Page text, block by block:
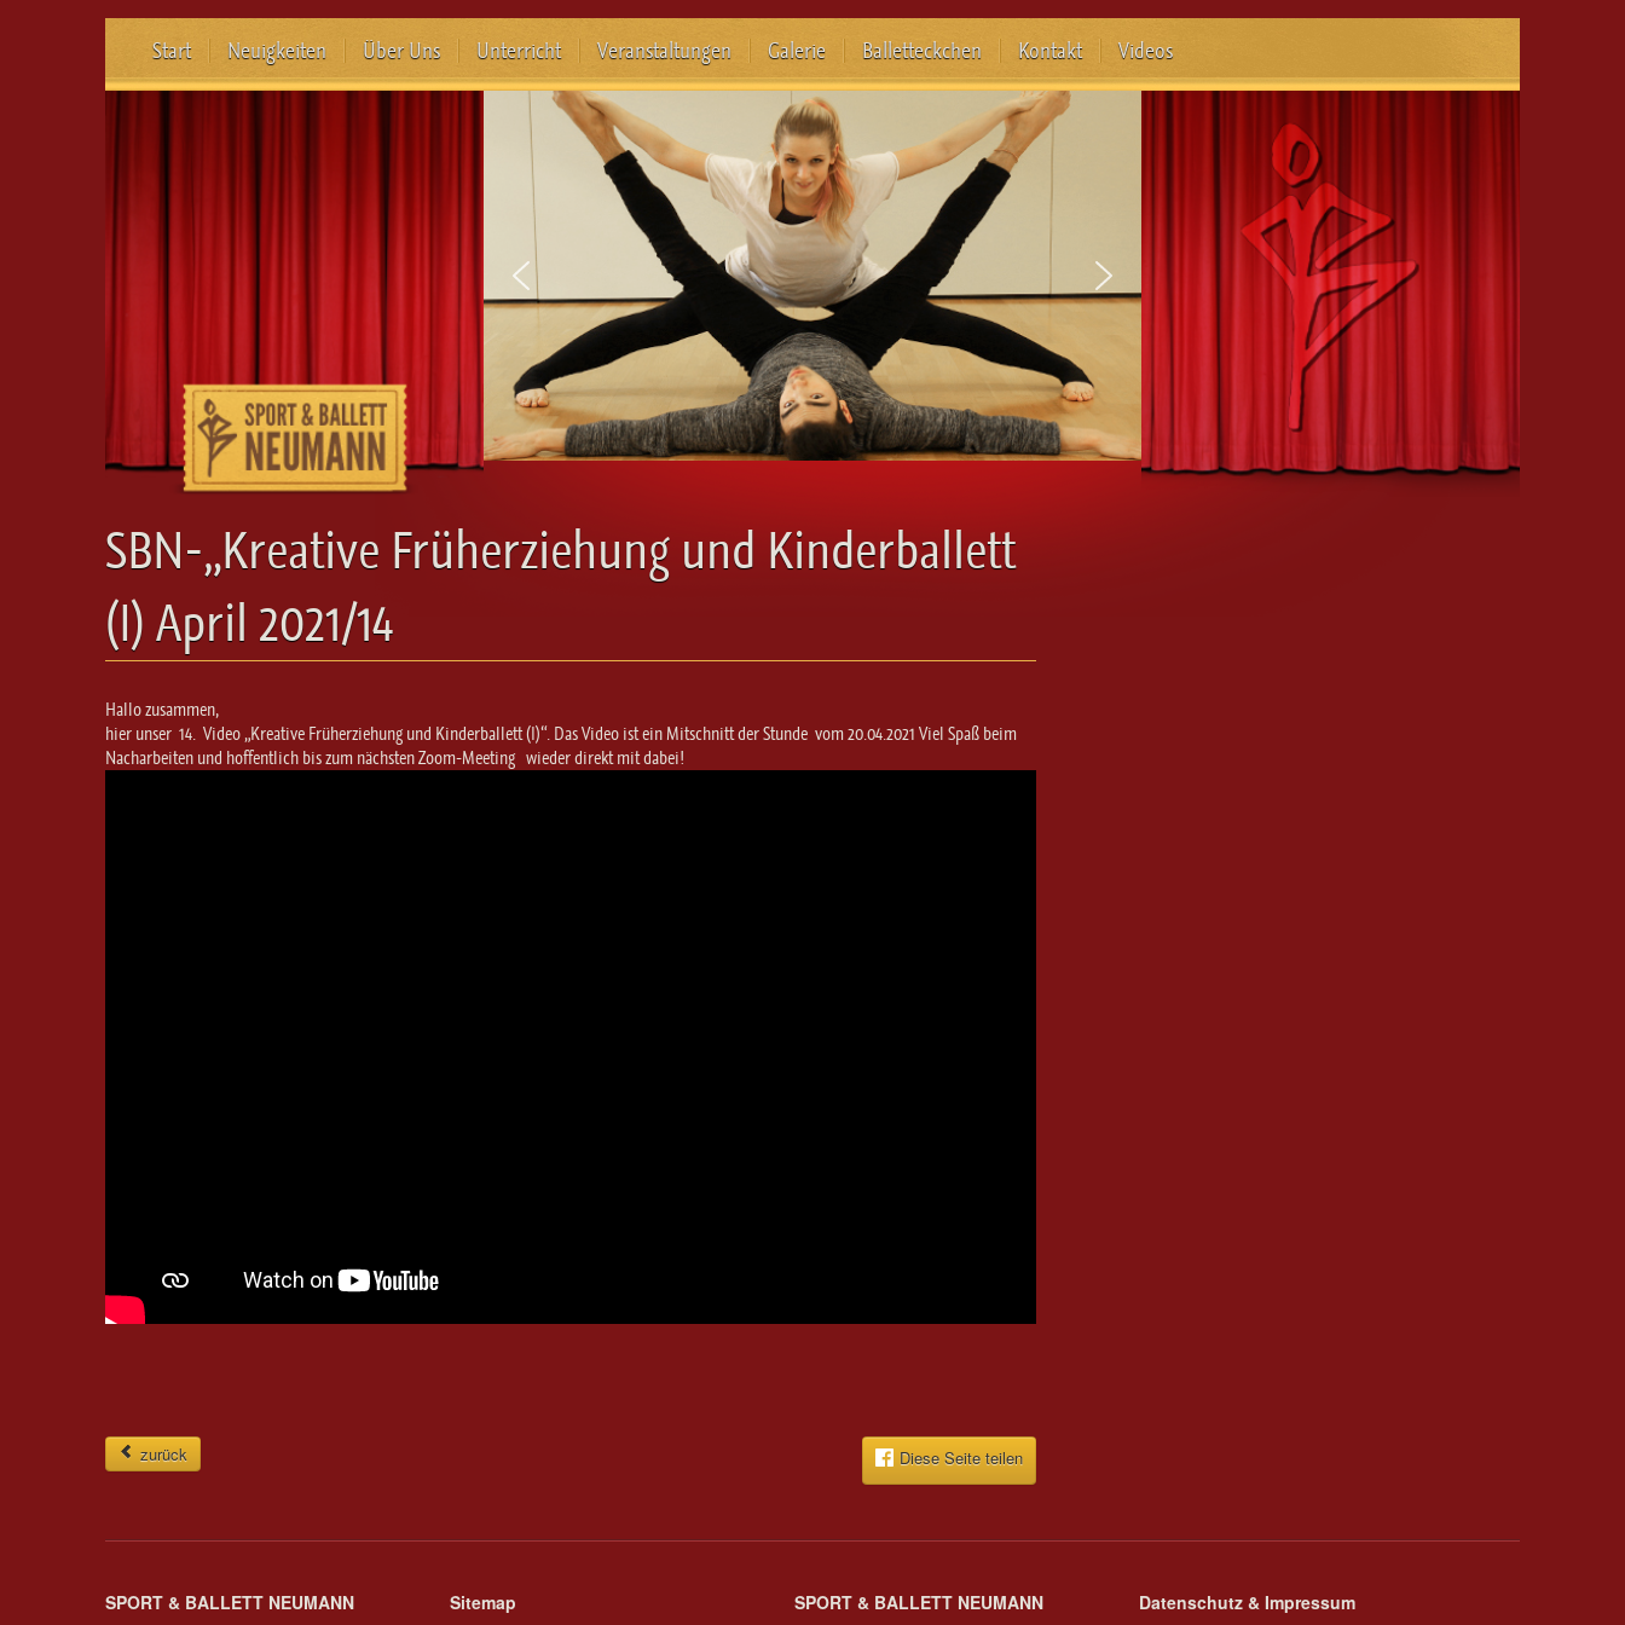
Start Neuigkeiten Über Uns Unterricht Veranstaltungen Galerie Balletteckchen Kontakt Videos
SBN-„Kreative Früherziehung und Kinderballett
(I) April 2021/14
Hallo zusammen,
hier unser 14. Video „Kreative Früherziehung und Kinderballett (I)“. Das Video ist ein Mitschnitt der Stunde vom 20.04.2021 Viel Spaß beim
Nacharbeiten und hoffentlich bis zum nächsten Zoom-Meeting wieder direkt mit dabei!
zurück Diese Seite teilen
SPORT & BALLETT NEUMANN Sitemap SPORT & BALLETT NEUMANN Datenschutz & Impressum